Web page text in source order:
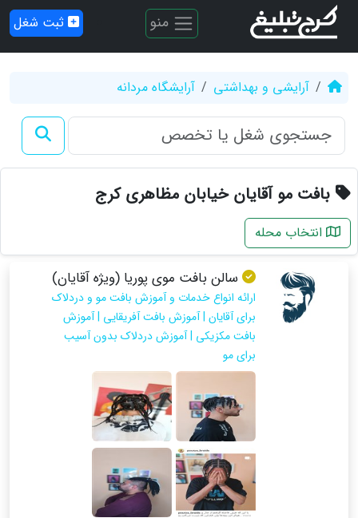
منو ثبت شغل
آرایشی و بهداشتی آرایشگاه مردانه
بافت مو آقایان خیابان مظاهری کرج
انتخاب محله
سالن بافت موی پوریا (ویژه آقایان)
ارائه انواع خدمات و آموزش بافت مو و دردلاک
برای آقایان | آموزش بافت آفریقایی | آموزش
بافت مکزیکی | آموزش دردلاک بدون آسیب
برای مو